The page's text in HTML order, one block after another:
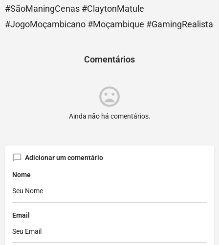
#SãoManingCenas #ClaytonMatule
#JogoMoçambicano #Moçambique #GamingRealista
Comentários
Ainda não há comentários.
Adicionar um comentário
Nome
Email